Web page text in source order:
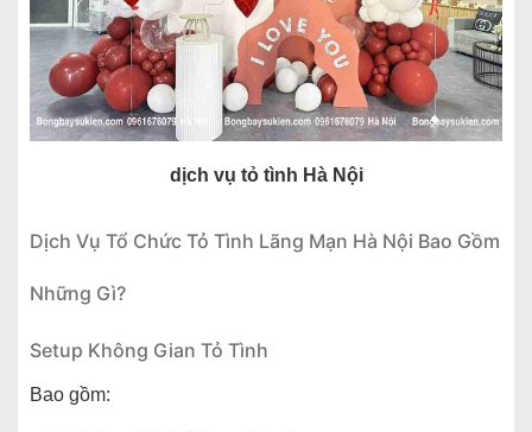
dịch vụ tỏ tình Hà Nội
Dịch Vụ Tổ Chức Tỏ Tình Lãng Mạn Hà Nội Bao Gồm
Những Gì?
Setup Không Gian Tỏ Tình
Bao gồm: